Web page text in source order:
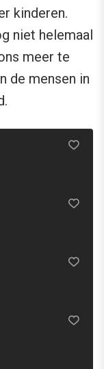
kinderen.
niet helemaal
meer te
de mensen in